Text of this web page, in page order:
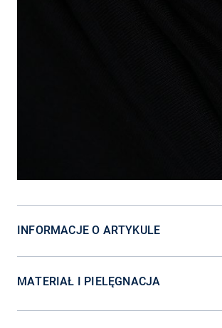
INFORMACJE O ARTYKULE
MATERIAŁ I PIELĘGNACJA